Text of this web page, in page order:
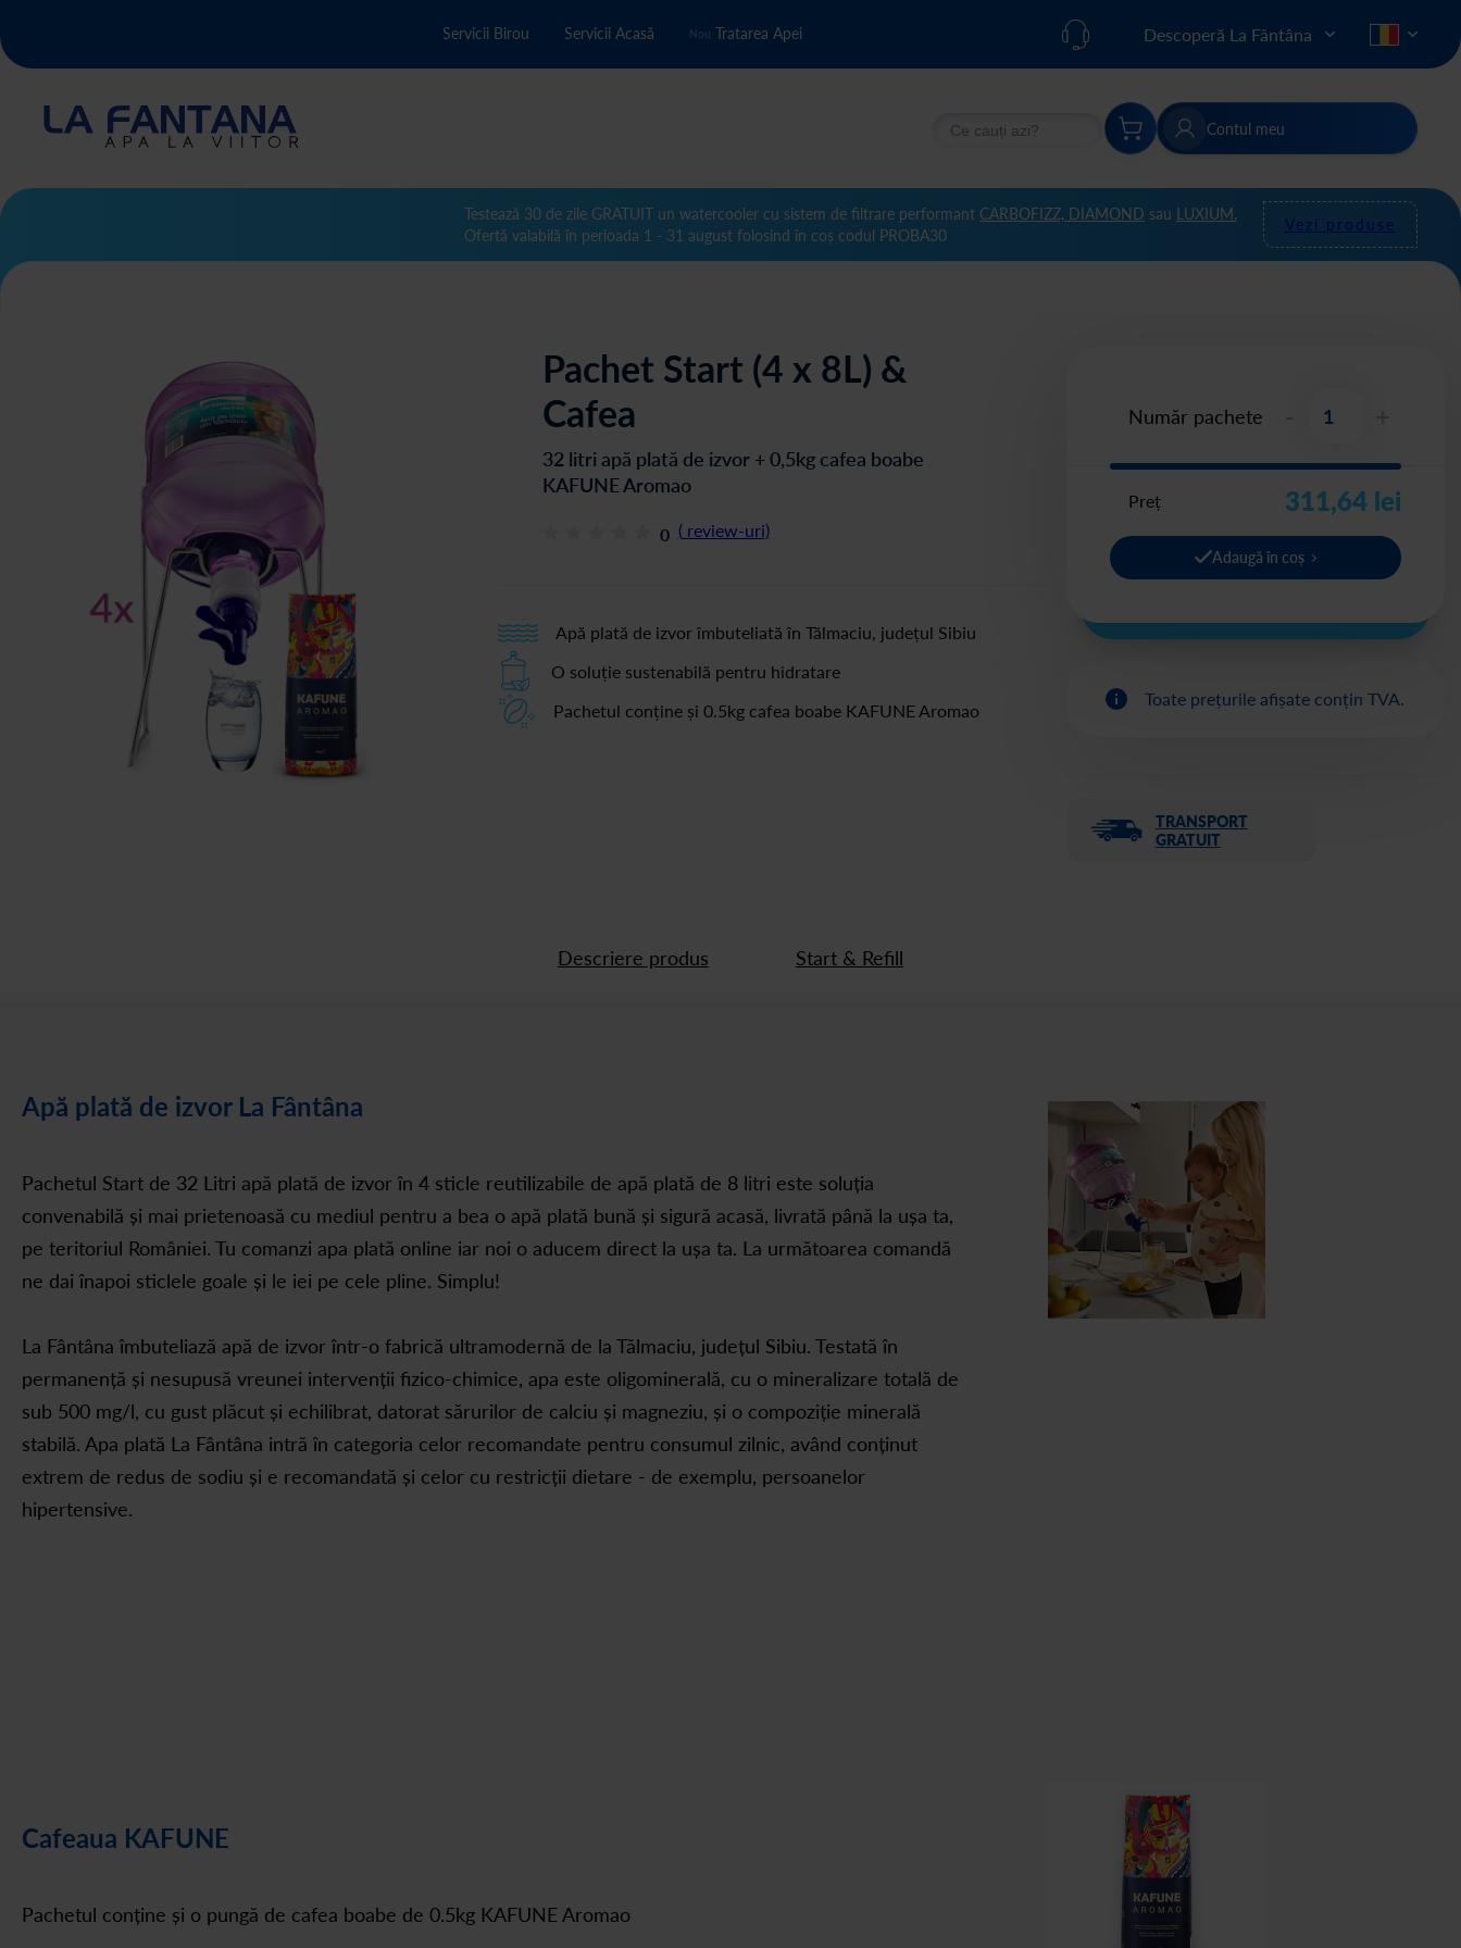
Servicii Birou Servicii Acasă Nou Tratarea Apei Descoperă La Fântâna
Căutare Căutare Contul meu
Testează 30 de zile GRATUIT un watercooler cu sistem de filtrare performant CARBOFIZZ, DIAMOND sau LUXIUM.
Ofertă valabilă în perioada 1 - 31 august folosind în coș codul PROBA30
Vezi produse
Pachet Start (4 x 8L) &
Cafea
32 litri apă plată de izvor + 0,5kg cafea boabe
KAFUNE Aromao
0 ( review-uri)
Apă plată de izvor îmbuteliată în Tălmaciu, județul Sibiu
O soluție sustenabilă pentru hidratare
Pachetul conține și 0.5kg cafea boabe KAFUNE Aromao
Număr pachete
Preț 311,64 lei
Adaugă în coș
Toate prețurile afișate conțin TVA.
TRANSPORT
GRATUIT
Descriere produs Start & Refill
Apă plată de izvor La Fântâna
Pachetul Start de 32 Litri apă plată de izvor în 4 sticle reutilizabile de apă plată de 8 litri este soluția
convenabilă și mai prietenoasă cu mediul pentru a bea o apă plată bună și sigură acasă, livrată până la ușa ta,
pe teritoriul României. Tu comanzi apa plată online iar noi o aducem direct la ușa ta. La următoarea comandă
ne dai înapoi sticlele goale și le iei pe cele pline. Simplu!
La Fântâna îmbuteliază apă de izvor într-o fabrică ultramodernă de la Tălmaciu, județul Sibiu. Testată în
permanență și nesupusă vreunei intervenții fizico-chimice, apa este oligominerală, cu o mineralizare totală de
sub 500 mg/l, cu gust plăcut și echilibrat, datorat sărurilor de calciu și magneziu, și o compoziție minerală
stabilă. Apa plată La Fântâna intră în categoria celor recomandate pentru consumul zilnic, având conținut
extrem de redus de sodiu și e recomandată și celor cu restricții dietare - de exemplu, persoanelor
hipertensive.
Cafeaua KAFUNE
Pachetul conține și o pungă de cafea boabe de 0.5kg KAFUNE Aromao